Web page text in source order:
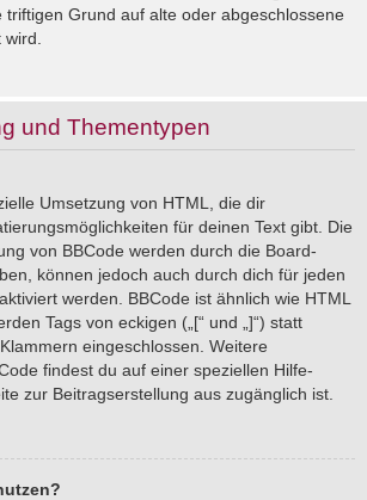
triftigen Grund auf alte oder abgeschlossene
und Thementypen
Umsetzung von HTML, die dir
für deinen Text gibt. Die
von BBCode werden durch die Board-
können jedoch auch durch dich für jeden
werden. BBCode ist ähnlich wie HTML
Tags von eckigen („[“ und „]“) statt
Klammern eingeschlossen. Weitere
findest du auf einer speziellen Hilfe-
zur Beitragserstellung aus zugänglich ist.